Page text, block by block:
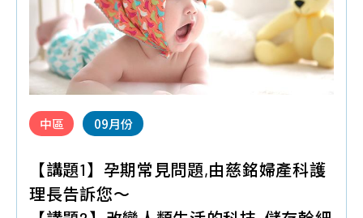
中區 09月份
【講題1】孕期常見問題,由慈銘婦產科護
理長告訴您～